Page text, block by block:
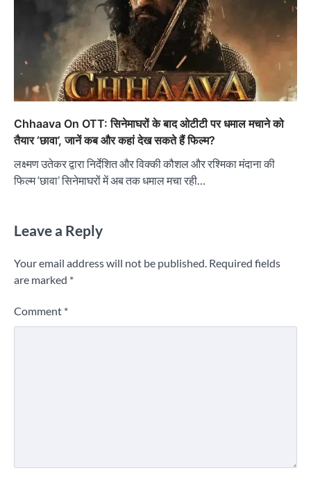
Chhaava On OTT: सिनेमाघरों के बाद ओटीटी पर धमाल मचाने को
तैयार ‘छावा’, जानें कब और कहां देख सकते हैं फिल्म?
लक्ष्मण उतेकर द्वारा निर्देशित और विक्की कौशल और रश्मिका मंदाना की
फिल्म ‘छावा’ सिनेमाघरों में अब तक धमाल मचा रही…
Leave a Reply
Your email address will not be published. Required fields
are marked *
Comment *